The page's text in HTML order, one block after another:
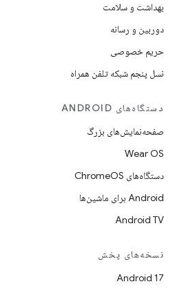
بهداشت و سلامت
دوربین و رسانه
حریم خصوصی
نسل پنجم شبکه تلفن همراه
دستگاه‌های ANDROID
صفحه‌نمایش‌های بزرگ
Wear OS
دستگاه‌های ChromeOS
Android برای ماشین‌ها
Android TV
نسخه‌های پخش
Android 17